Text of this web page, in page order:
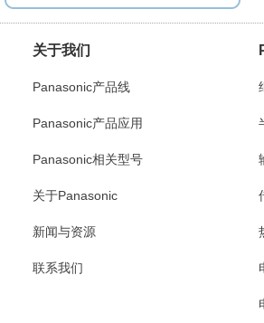
关于我们
Panasonic产品线
Panasonic产品应用
Panasonic相关型号
关于Panasonic
新闻与资源
联系我们